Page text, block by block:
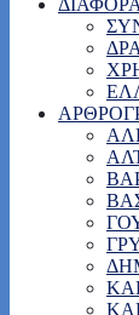
ΔΙΑΦΟΡΑ